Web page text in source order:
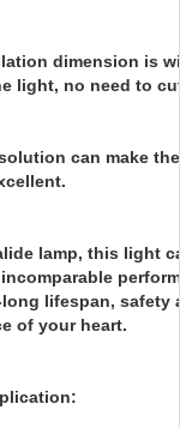
dimension is
light, no need to
can make
lamp, this light
lifespan, safety
of your heart.